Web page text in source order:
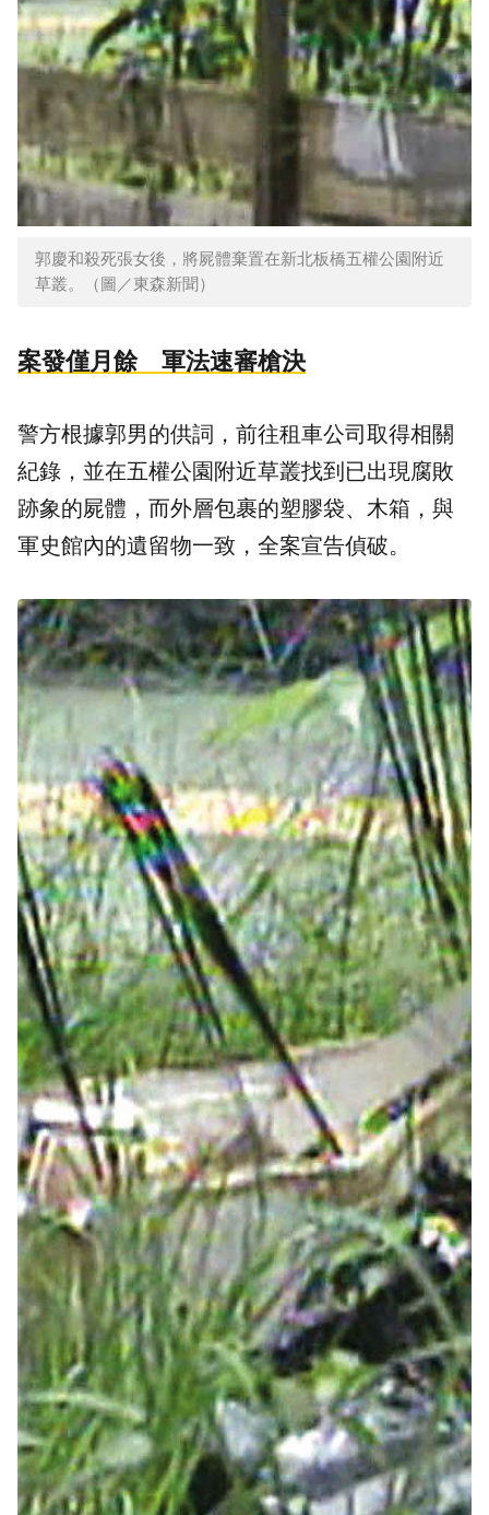
郭慶和殺死張女後，將屍體棄置在新北板橋五權公園附近
草叢。（圖／東森新聞）
案發僅月餘 軍法速審槍決
警方根據郭男的供詞，前往租車公司取得相關
紀錄，並在五權公園附近草叢找到已出現腐敗
跡象的屍體，而外層包裹的塑膠袋、木箱，與
軍史館內的遺留物一致，全案宣告偵破。